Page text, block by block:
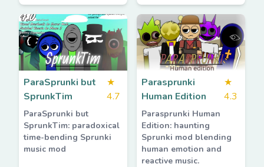
ParaSprunki but
SprunkTim
★
4.7
ParaSprunki but
SprunkTim: paradoxical
time-bending Sprunki
music mod
Parasprunki
Human Edition
★
4.3
Parasprunki Human
Edition: haunting
Sprunki mod blending
human emotion and
reactive music.